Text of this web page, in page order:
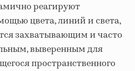
реагируют
цвета, линий и света,
захватывающим и часто
выверенным для
пространственного